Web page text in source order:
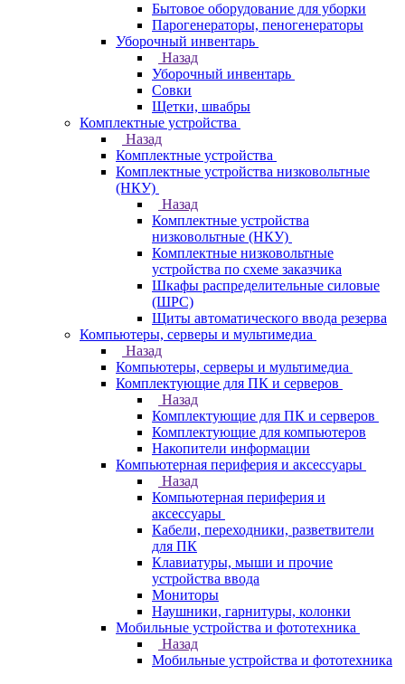
Бытовое оборудование для уборки
Парогенераторы, пеногенераторы
Уборочный инвентарь
Назад
Уборочный инвентарь
Совки
Щетки, швабры
Комплектные устройства
Назад
Комплектные устройства
Комплектные устройства низковольтные
(НКУ)
Назад
Комплектные устройства
низковольтные (НКУ)
Комплектные низковольтные
устройства по схеме заказчика
Шкафы распределительные силовые
(ШРС)
Щиты автоматического ввода резерва
Компьютеры, серверы и мультимедиа
Назад
Компьютеры, серверы и мультимедиа
Комплектующие для ПК и серверов
Назад
Комплектующие для ПК и серверов
Комплектующие для компьютеров
Накопители информации
Компьютерная периферия и аксессуары
Назад
Компьютерная периферия и
аксессуары
Кабели, переходники, разветвители
для ПК
Клавиатуры, мыши и прочие
устройства ввода
Мониторы
Наушники, гарнитуры, колонки
Мобильные устройства и фототехника
Назад
Мобильные устройства и фототехника